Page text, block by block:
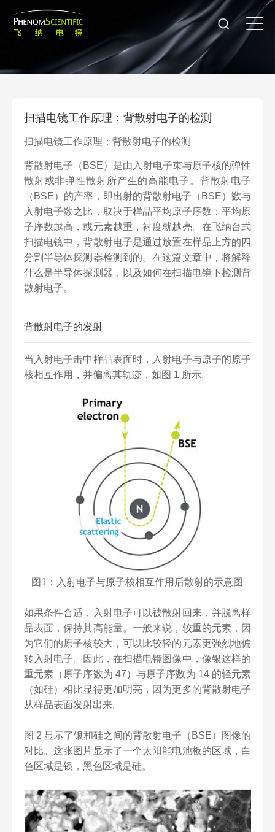
扫描电镜工作原理：背散射电子的检测
扫描电镜工作原理：背散射电子的检测
背散射电子（BSE）是由入射电子束与原子核的弹性
散射或非弹性散射所产生的高能电子。背散射电子
（BSE）的产率，即出射的背散射电子（BSE）数与
入射电子数之比，取决于样品平均原子序数：平均原
子序数越高，或元素越重，衬度就越亮。在飞纳台式
扫描电镜中，背散射电子是通过放置在样品上方的四
分割半导体探测器检测到的。在这篇文章中，将解释
什么是半导体探测器，以及如何在扫描电镜下检测背
散射电子。
背散射电子的发射
当入射电子击中样品表面时，入射电子与原子的原子
核相互作用，并偏离其轨迹，如图 1 所示。
图1：入射电子与原子核相互作用后散射的示意图
如果条件合适，入射电子可以被散射回来，并脱离样
品表面，保持其高能量。一般来说，较重的元素，因
为它们的原子核较大，可以比较轻的元素更强烈地偏
转入射电子。因此，在扫描电镜图像中，像银这样的
重元素（原子序数为 47）与原子序数为 14 的轻元素
（如硅）相比显得更加明亮，因为更多的背散射电子
从样品表面发射出来。
图 2 显示了银和硅之间的背散射电子（BSE）图像的
对比。这张图片显示了一个太阳能电池板的区域，白
色区域是银，黑色区域是硅。